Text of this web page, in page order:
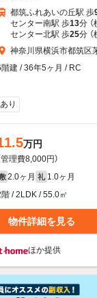
都筑ふれあいの丘駅 歩
センター南駅 歩13分
センター北駅 歩25分
神奈川県横浜市都筑区
建 / 36年5ヶ月 / RC
り
万円
管理費8,000円）
2.0ヶ月 礼 1.0ヶ月
/ 2LDK / 55.0㎡
物件詳細を見る
ほか提供